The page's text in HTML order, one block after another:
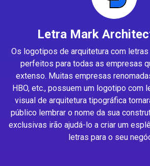
Letra Mark
Os logotipos de arquitetura com
perfeitos para todas as empresas
extenso. Muitas empresas
HBO, etc., possuem um logotipo com
visual de arquitetura tipográfica
público lembrar o nome da sua
exclusivas irão ajudá-lo a criar um
letras para o seu